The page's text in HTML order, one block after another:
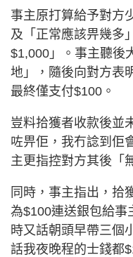
事主原打算給予對方
及「正常應該畀幾多
$1,000」。事主聽後
地」，隨後向對方表
最終僅支付$100。
豈料拾獲者收款後並
咗畀佢，我冇諗到佢
主更指控對方其後「
同時，事主指出，拾
為$100連送銀包給事
時又話朝頭早帶三個
話我夜晚程的士錢都